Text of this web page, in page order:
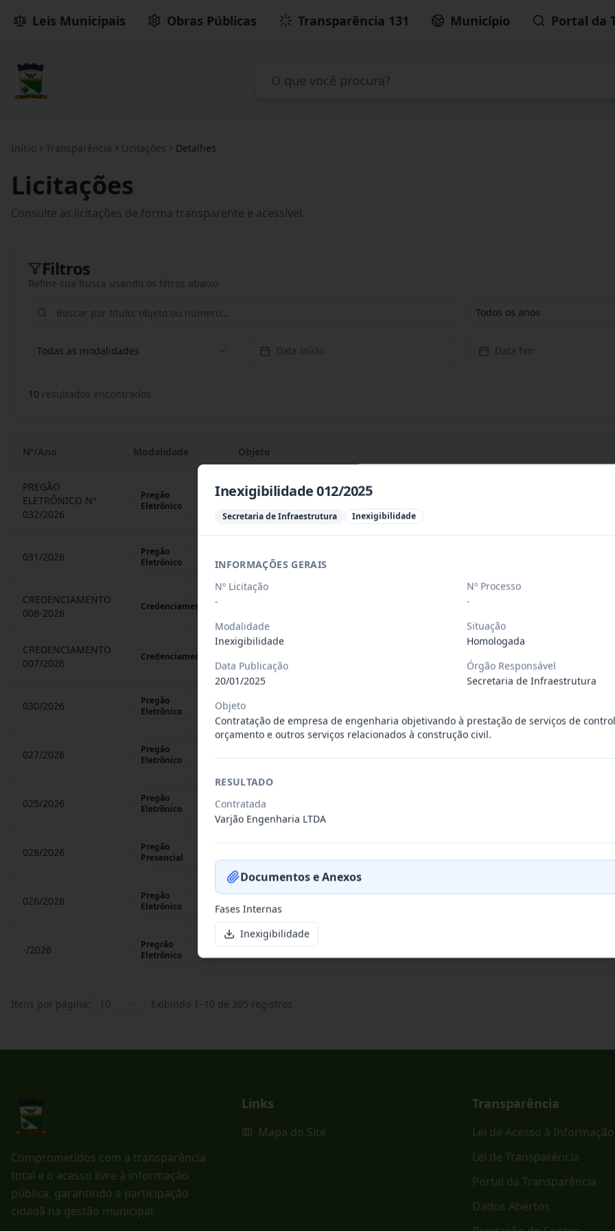
Leis Municipais Obras Públicas Transparência 131 Município Portal da
Início Transparência Licitações Detalhes
Licitações
Consulte as licitações de forma transparente e acessível.
Filtros
Refine sua busca usando os filtros abaixo
Todos os anos
Todas as modalidades Data início Data fim
10 resultados encontrados
Nº/Ano Modalidade Objeto
PREGÃO
ELETRÔNICO Nº
032/2026
Pregão
Eletrônico
REGISTRO DE PREÇOS PARA CONTRATAÇÃO DE EMPRESA PARA PRESTAÇÃ
031/2026
Pregão
Eletrônico
REGISTRO DE PREÇOS PARA AQUISIÇÃO DE PRODUTOS VETERINÁRIOS P
CREDENCIAMENTO
008-2026
Credenciamento CHAMAMENTO PÚBLICO PARA FINS DE CREDENCIAMENTO DE PESSOA JUR
CREDENCIAMENTO
007/2026
Credenciamento CHAMAMENTO PÚBLICO PARA FINS DE CREDENCIAMENTO DE PESSOA JUR
030/2026
Pregão
Eletrônico
REGISTRO DE PREÇOS PARA FUTURA E EVENTUAL CONTRATAÇÃO DE EMP
027/2026
Pregão
Eletrônico
025/2026
Pregão
Eletrônico
REGISTRO DE PREÇO PARA A CONTRATAÇÃO DE EMPRESA PARA LOCAÇÃO
028/2026
Pregão
Presencial
026/2026
Pregão
Eletrônico
-/2026
Pregrão
Eletrônico
Itens por página: 10 Exibindo 1 –10 de 305 registros
Comprometidos com a transparência
total e o acesso livre à informação
pública, garantindo a participação
cidadã na gestão municipal.
Links
Mapa do Site
Transparência
Lei de Acesso à Informação
Lei de Transparência
Portal da Transparência
Dados Abertos
Inexigibilidade 012/2025
Secretaria de Infraestrutura Inexigibilidade
INFORMAÇÕES GERAIS
Nº Licitação
-
Nº Processo
-
Modalidade
Inexigibilidade
Situação
Homologada
Data Publicação
20/01/2025
Órgão Responsável
Secretaria de Infraestrutura
Objeto
Contratação de empresa de engenharia objetivando à prestação de serviços de
orçamento e outros serviços relacionados à construção civil.
RESULTADO
Contratada
Varjão Engenharia LTDA
Documentos e Anexos
Fases Internas
Inexigibilidade